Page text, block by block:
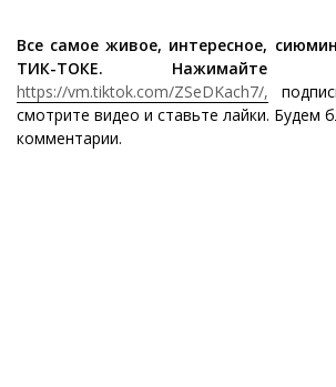
Все самое живое, интересное,
ТИК-ТОКЕ. Нажимайте
https://vm.tiktok.com/ZSeDKach7/,
смотрите видео и ставьте лайки. Будем
комментарии.